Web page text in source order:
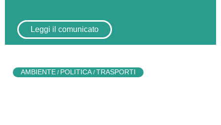
Leggi il comunicato
AMBIENTE / POLITICA/TRASPORTI